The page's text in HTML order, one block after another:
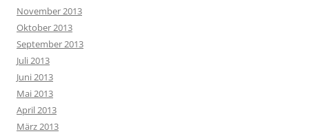
November 2013
Oktober 2013
September 2013
Juli 2013
Juni 2013
Mai 2013
April 2013
März 2013